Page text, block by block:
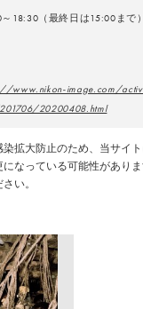
～18:30（最終日は15:00まで）
www.nikon-image.com/
20200408.html
拡大防止のため、当サイ
なっている可能性があり
い。